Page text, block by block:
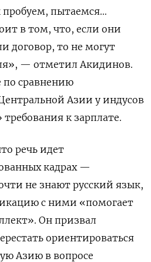
пытаемся…
в том, что, если они
договор, то не могут
— отметил Акидинов.
по сравнению
Азии у индусов
к зарплате.
речь идет
кадрах —
не знают русский язык,
с ними «помогает
Он призвал
ориентироваться
Азию в вопросе